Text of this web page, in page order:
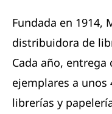
Fundada en 1914,
distribuidora de
Cada año,
ejemplares a
librerías y